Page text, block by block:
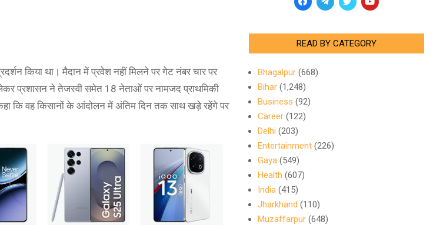
किया था। मैदान में प्रवेश नहीं मिलने पर गेट नंबर चार पर
प्रशासन ने तेजस्वी समेत 18 नेताओं पर नामजद प्राथमिकी
कि वह किसानों के आंदोलन में अंतिम दिन तक साथ खड़े रहेंगे पर
READ BY CATEGORY
Bhagalpur(668)
Bihar(1,248)
Business (92)
Career(122)
Delhi (203)
Entertainment(226)
Gaya(549)
Health (607)
India(415)
Jharkhand (110)
Muzaffarpur(648)